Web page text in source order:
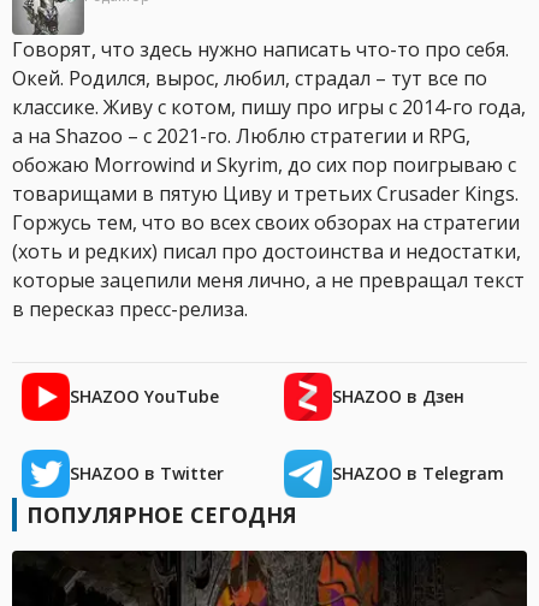
Говорят, что здесь нужно написать что-то про себя.
Окей. Родился, вырос, любил, страдал – тут все по
классике. Живу с котом, пишу про игры с 2014-го года,
а на Shazoo – с 2021-го. Люблю стратегии и RPG,
обожаю Morrowind и Skyrim, до сих пор поигрываю с
товарищами в пятую Циву и третьих Crusader Kings.
Горжусь тем, что во всех своих обзорах на стратегии
(хоть и редких) писал про достоинства и недостатки,
которые зацепили меня лично, а не превращал текст
в пересказ пресс-релиза.
SHAZOO YouTube SHAZOO в Дзен
SHAZOO в Twitter SHAZOO в Telegram
ПОПУЛЯРНОЕ СЕГОДНЯ